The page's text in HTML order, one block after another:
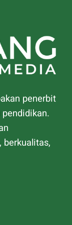
penerbit
berkualitas,